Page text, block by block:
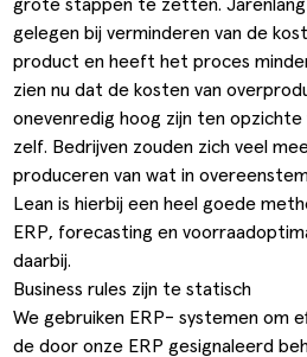
grote stappen te zetten.
gelegen bij verminderen van de
product en heeft het proces
zien nu dat de kosten van
onevenredig hoog zijn ten
zelf. Bedrijven zouden zich veel
produceren van wat in
Lean is hierbij een heel goede
ERP, forecasting en
daarbij.
Business rules zijn te statisch
We gebruiken ERP- systemen om
de door onze ERP gesignaleerd